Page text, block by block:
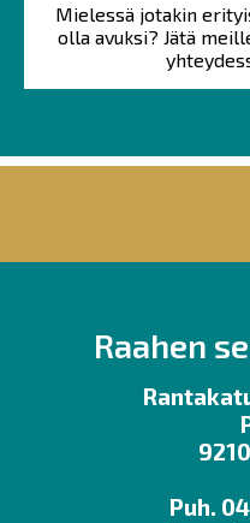
Mielessä jotakin
olla avuksi? Jätä
Raahen
Puh.